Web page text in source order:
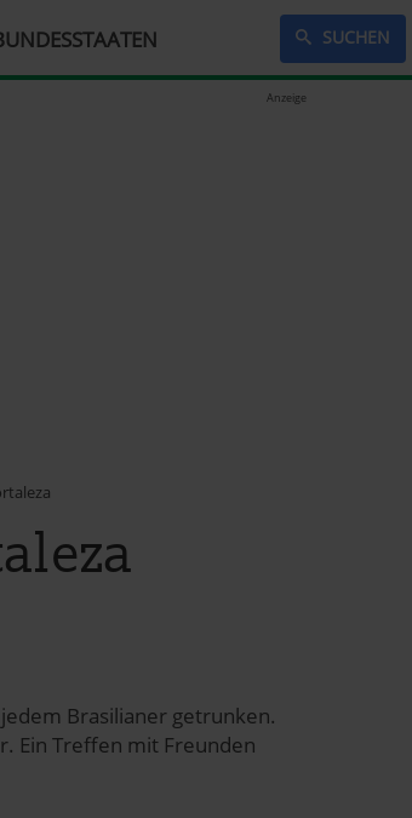
SUCHEN
Anzeige
Brasilianer getrunken.
Ein Treffen mit Freunden